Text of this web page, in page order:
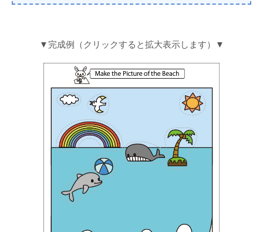
▼完成例（クリックすると拡大表示します）▼